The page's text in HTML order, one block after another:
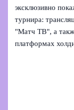
эксклюзивно
турнира:
"Матч ТВ", а
платформах